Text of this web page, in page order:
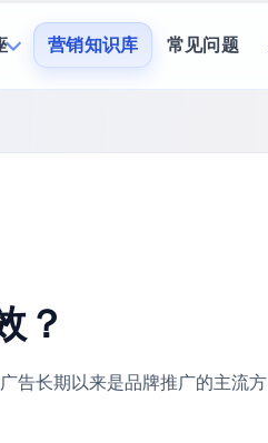
营销知识库 常见问题
？
告长期以来是品牌推广的主流方